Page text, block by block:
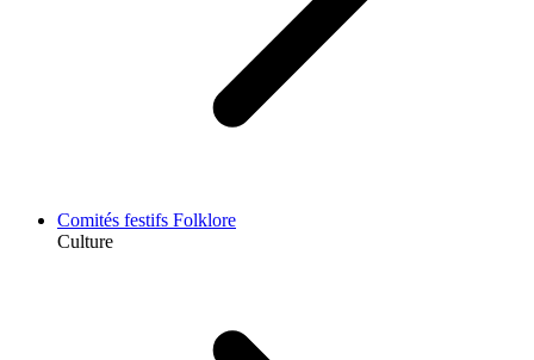
Comités festifs Folklore
Culture